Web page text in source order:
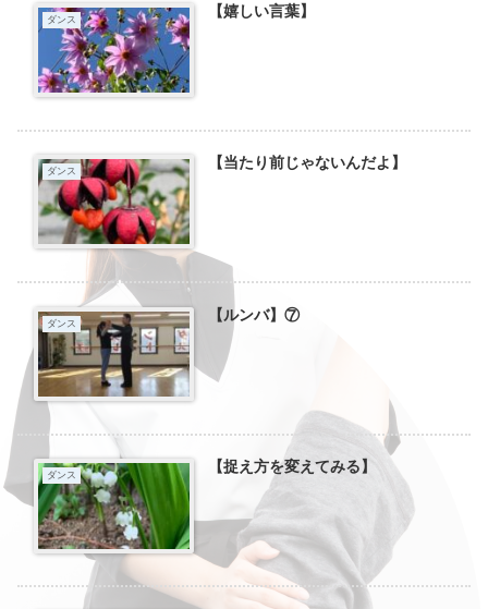
ダンス 【嬉しい言葉】
ダンス 【当たり前じゃないんだよ】
ダンス 【ルンバ】⑦
ダンス 【捉え方を変えてみる】